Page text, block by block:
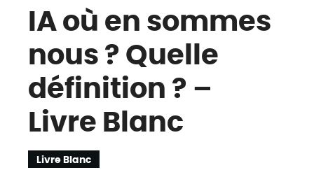
IA où en sommes
nous ? Quelle
définition ? –
Livre Blanc
Livre Blanc